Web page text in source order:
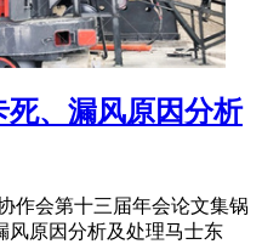
死、漏风原因分析
作会第十三届年会论文集锅
风原因分析及处理马士东